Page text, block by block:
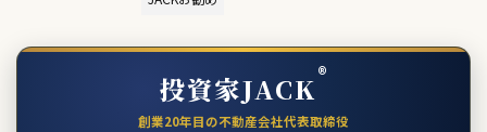
投資家JACK®
創業20年目の不動産会社代表取締役